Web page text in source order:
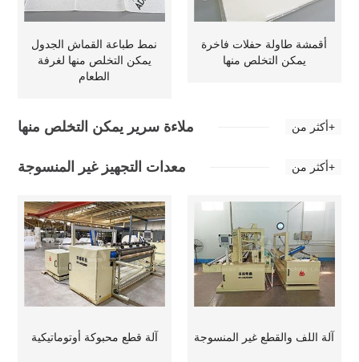
نمط طباعة القماش الجدول
يمكن التخلص منها لغرفة
الطعام
أقمشة طاولة حفلات فاخرة
يمكن التخلص منها
ملاءة سرير يمكن التخلص منها أكثر من+
معدات التجهيز غير المنسوجة أكثر من+
آلة قطع محبوكة أوتوماتيكية آلة اللف والقطع غير المنسوجة